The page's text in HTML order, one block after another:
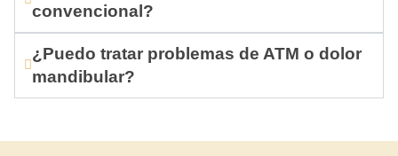
convencional?
¿Puedo tratar problemas de ATM o dolor
mandibular?